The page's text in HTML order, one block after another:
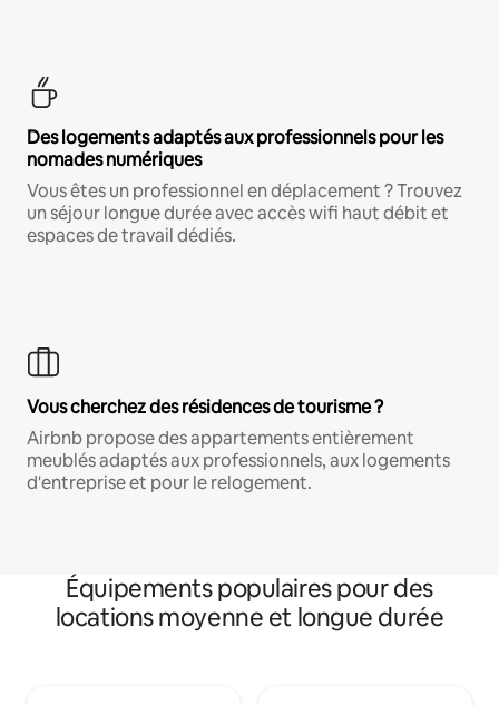
Des logements adaptés aux professionnels pour les
nomades numériques
Vous êtes un professionnel en déplacement ? Trouvez
un séjour longue durée avec accès wifi haut débit et
espaces de travail dédiés.
Vous cherchez des résidences de tourisme ?
Airbnb propose des appartements entièrement
meublés adaptés aux professionnels, aux logements
d'entreprise et pour le relogement.
Équipements populaires pour des
locations moyenne et longue durée